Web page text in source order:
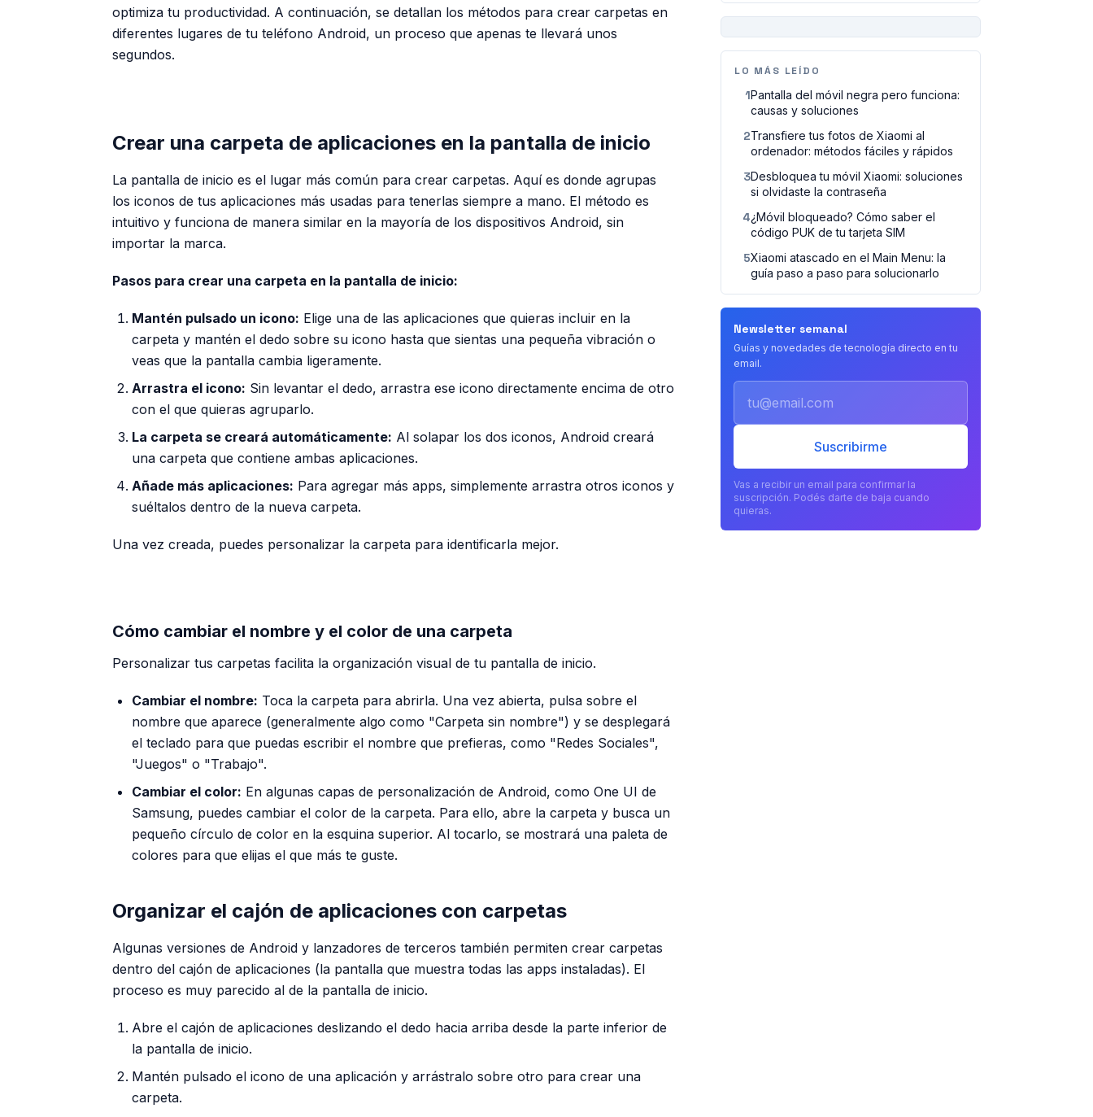
optimiza tu productividad. A continuación, se detallan los métodos para crear carpetas en
diferentes lugares de tu teléfono Android, un proceso que apenas te llevará unos
segundos.
Crear una carpeta de aplicaciones en la pantalla de inicio
La pantalla de inicio es el lugar más común para crear carpetas. Aquí es donde agrupas
los iconos de tus aplicaciones más usadas para tenerlas siempre a mano. El método es
intuitivo y funciona de manera similar en la mayoría de los dispositivos Android, sin
importar la marca.
Pasos para crear una carpeta en la pantalla de inicio:
Mantén pulsado un icono: Elige una de las aplicaciones que quieras incluir en la
carpeta y mantén el dedo sobre su icono hasta que sientas una pequeña vibración o
veas que la pantalla cambia ligeramente.
Arrastra el icono: Sin levantar el dedo, arrastra ese icono directamente encima de otro
con el que quieras agruparlo.
La carpeta se creará automáticamente: Al solapar los dos iconos, Android creará
una carpeta que contiene ambas aplicaciones.
Añade más aplicaciones: Para agregar más apps, simplemente arrastra otros iconos y
suéltalos dentro de la nueva carpeta.
Una vez creada, puedes personalizar la carpeta para identificarla mejor.
Cómo cambiar el nombre y el color de una carpeta
Personalizar tus carpetas facilita la organización visual de tu pantalla de inicio.
Cambiar el nombre: Toca la carpeta para abrirla. Una vez abierta, pulsa sobre el
nombre que aparece (generalmente algo como "Carpeta sin nombre") y se desplegará
el teclado para que puedas escribir el nombre que prefieras, como "Redes Sociales",
"Juegos" o "Trabajo".
Cambiar el color: En algunas capas de personalización de Android, como One UI de
Samsung, puedes cambiar el color de la carpeta. Para ello, abre la carpeta y busca un
pequeño círculo de color en la esquina superior. Al tocarlo, se mostrará una paleta de
colores para que elijas el que más te guste.
Organizar el cajón de aplicaciones con carpetas
Algunas versiones de Android y lanzadores de terceros también permiten crear carpetas
dentro del cajón de aplicaciones (la pantalla que muestra todas las apps instaladas). El
proceso es muy parecido al de la pantalla de inicio.
Abre el cajón de aplicaciones deslizando el dedo hacia arriba desde la parte inferior de
la pantalla de inicio.
Mantén pulsado el icono de una aplicación y arrástralo sobre otro para crear una
carpeta.
LO MÁS LEÍDO
1Pantalla del móvil negra pero funciona:
causas y soluciones
2Transfiere tus fotos de Xiaomi al
ordenador: métodos fáciles y rápidos
3Desbloquea tu móvil Xiaomi: soluciones
si olvidaste la contraseña
4¿Móvil bloqueado? Cómo saber el
código PUK de tu tarjeta SIM
5Xiaomi atascado en el Main Menu: la
guía paso a paso para solucionarlo
Newsletter semanal
Guías y novedades de tecnología directo en tu
email.
Suscribirme
Vas a recibir un email para confirmar la
suscripción. Podés darte de baja cuando
quieras.